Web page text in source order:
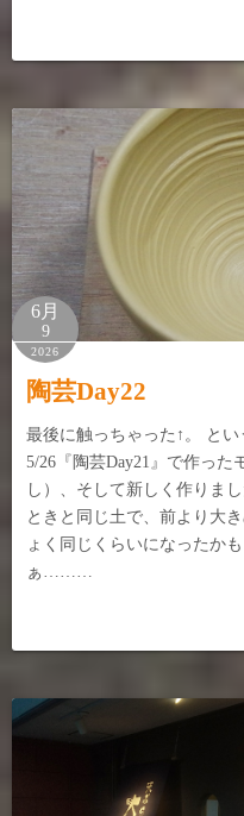
6月
9
2026
陶芸Day22
最後に触っちゃった↑。 と
5/26『陶芸Day21』で作っ
し）、そして新しく作りま
ときと同じ土で、前より大
ょく同じくらいになったか
ぁ………